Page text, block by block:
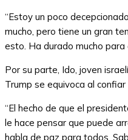
“Estoy un poco
mucho, pero tiene un gran
esto. Ha durado mucho para
Por su parte, Ido, joven
Trump se equivoca al confiar
“El hecho de que el
le hace pensar que puede
habla de paz para todos.